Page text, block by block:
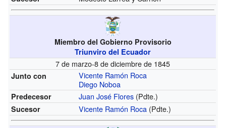
Miembro del Gobierno Provisorio
Triunviro del Ecuador
7 de marzo-8 de diciembre de 1845
Junto con
Vicente Ramón Roca
Diego Noboa
Predecesor Juan José Flores (Pdte.)
Sucesor Vicente Ramón Roca (Pdte.)